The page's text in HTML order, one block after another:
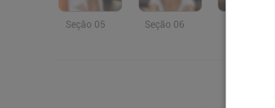
Seção 05 Seção 06